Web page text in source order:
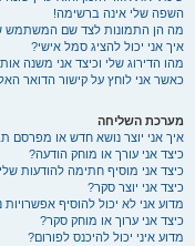
השפה שלי אינה ברשימה!
מה הן התמונות לצד שם המשתמש
איך אני יכול להציג סמל אישי?
מהו הדירוג שלי וכיצד אני משנה
כאשר אני לוחץ על קישור הדואר
מערכת השליחה
איך אני יוצר נושא חדש או מפרסם
כיצד אני עורך או מוחק הודעה?
כיצד אני מוסיף חתימה להודעות
כיצד אני יוצר סקר?
מדוע אני לא יכול להוסיף
כיצד אני ערוך או מוחק סקר?
מדוע איני יכול להיכנס לפורום?